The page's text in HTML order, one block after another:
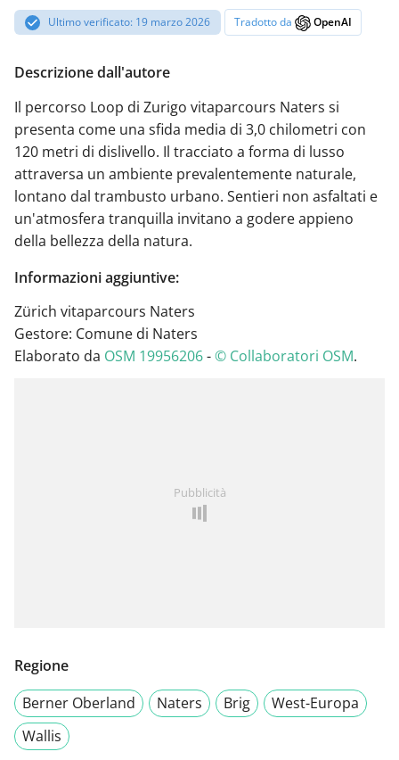
Ultimo verificato: 19 marzo 2026 Tradotto da OpenAI
Descrizione dall'autore
Il percorso Loop di Zurigo vitaparcours Naters si
presenta come una sfida media di 3,0 chilometri con
120 metri di dislivello. Il tracciato a forma di lusso
attraversa un ambiente prevalentemente naturale,
lontano dal trambusto urbano. Sentieri non asfaltati e
un'atmosfera tranquilla invitano a godere appieno
della bellezza della natura.
Informazioni aggiuntive:
Zürich vitaparcours Naters
Gestore: Comune di Naters
Elaborato da OSM 19956206-© Collaboratori OSM.
Pubblicità
Regione
Berner Oberland
Naters Brig
West-Europa
Wallis